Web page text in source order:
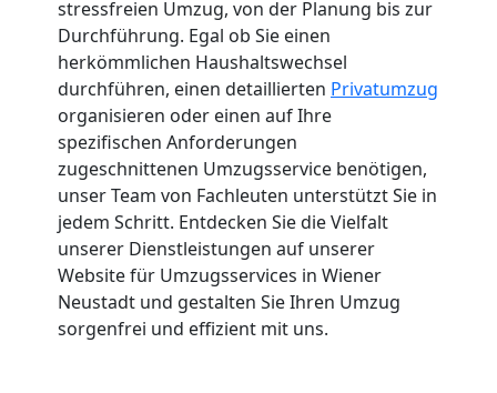
stressfreien Umzug, von der Planung bis zur
Durchführung. Egal ob Sie einen
herkömmlichen Haushaltswechsel
durchführen, einen detaillierten Privatumzug
organisieren oder einen auf Ihre
spezifischen Anforderungen
zugeschnittenen Umzugsservice benötigen,
unser Team von Fachleuten unterstützt Sie in
jedem Schritt. Entdecken Sie die Vielfalt
unserer Dienstleistungen auf unserer
Website für Umzugsservices in Wiener
Neustadt und gestalten Sie Ihren Umzug
sorgenfrei und effizient mit uns.